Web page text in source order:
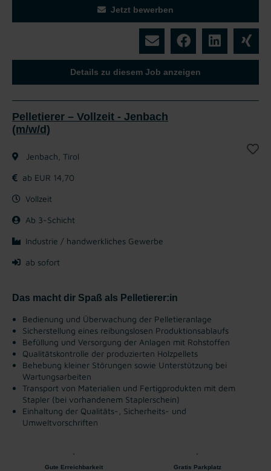
Jetzt bewerben
Details zu diesem Job anzeigen
Pelletierer – Vollzeit - Jenbach
(m/w/d)
Jenbach, Tirol
ab EUR 14,70
Vollzeit
Ab 3-Schicht
Industrie / handwerkliches Gewerbe
ab sofort
Das macht dir Spaß als Pelletierer:in
Bedienung und Überwachung der Pelletieranlage
Sicherstellung eines reibungslosen Produktionsablaufs
Befüllung und Versorgung der Anlagen mit Rohstoffen
Qualitätskontrolle der produzierten Holzpellets
Behebung kleiner Störungen sowie Unterstützung bei
Wartungsarbeiten
Transport von Materialien und Fertigprodukten mit dem
Stapler (bei vorhandenem Staplerschein)
Einhaltung der Qualitäts-, Sicherheits- und
Umweltvorschriften
Gute Erreichbarkeit Gratis Parkplatz